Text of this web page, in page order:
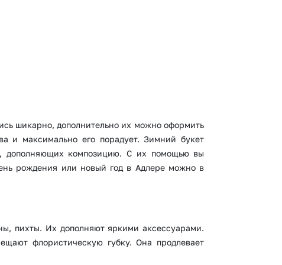
шикарно, дополнительно их можно оформить
и максимально его порадует. Зимний букет
дополняющих композицию. С их помощью вы
рождения или новый год в Адлере можно в
пихты. Их дополняют яркими аксессуарами.
флористическую губку. Она продлевает